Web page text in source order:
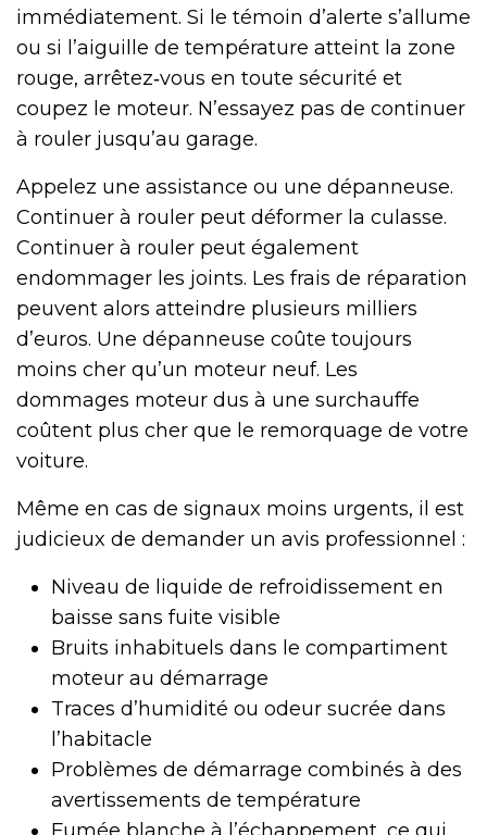
immédiatement. Si le témoin d’alerte s’allume
ou si l’aiguille de température atteint la zone
rouge, arrêtez‑vous en toute sécurité et
coupez le moteur. N’essayez pas de continuer
à rouler jusqu’au garage.
Appelez une assistance ou une dépanneuse.
Continuer à rouler peut déformer la culasse.
Continuer à rouler peut également
endommager les joints. Les frais de réparation
peuvent alors atteindre plusieurs milliers
d’euros. Une dépanneuse coûte toujours
moins cher qu’un moteur neuf. Les
dommages moteur dus à une surchauffe
coûtent plus cher que le remorquage de votre
voiture.
Même en cas de signaux moins urgents, il est
judicieux de demander un avis professionnel :
Niveau de liquide de refroidissement en
baisse sans fuite visible
Bruits inhabituels dans le compartiment
moteur au démarrage
Traces d’humidité ou odeur sucrée dans
l’habitacle
Problèmes de démarrage combinés à des
avertissements de température